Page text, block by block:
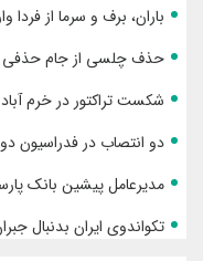
باران، برف و سرما از
حذف چلسی از جام حذفی
شکست تراکتور در خرم آباد
دو انتصاب در فدراسیون
مدیرعامل پیشین بانک
تکواندوی ایران بدنبال